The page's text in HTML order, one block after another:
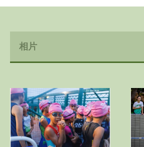
訓練班及活動
三項鐵人代表隊
教練
工作人員